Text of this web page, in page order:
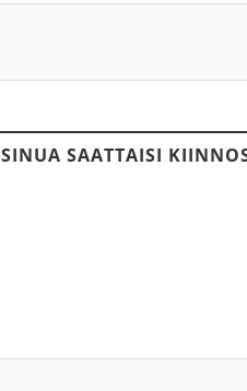
SINUA SAATTAISI